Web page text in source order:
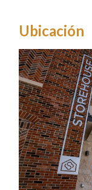
Ubicación